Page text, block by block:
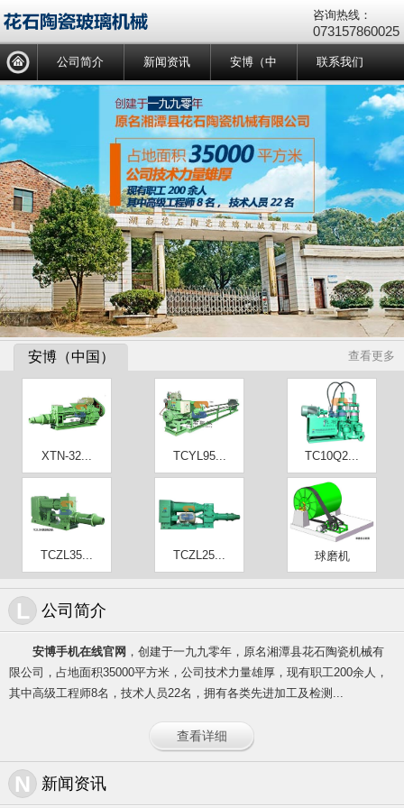
咨询热线：
073157860025
公司简介 新闻资讯
安博（中
国）
联系我们
安博（中国） 查看更多
XTN-32... TCYL95... TC10Q2...
TCZL35... TCZL25... 球磨机
L 公司简介
安博手机在线官网 ，创建于一九九零年，原名湘潭县花石陶瓷机械有
限公司，占地面积35000平方米，公司技术力量雄厚，现有职工200余人，
其中高级工程师8名，技术人员22名，拥有各类先进加工及检测...
查看详细
N 新闻资讯